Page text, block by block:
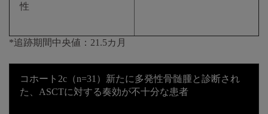
性
*追跡期間中央値：21.5カ月
コホート2c（n=31）新たに多発性骨髄腫と診断され
た、ASCTに対する奏効が不十分な患者